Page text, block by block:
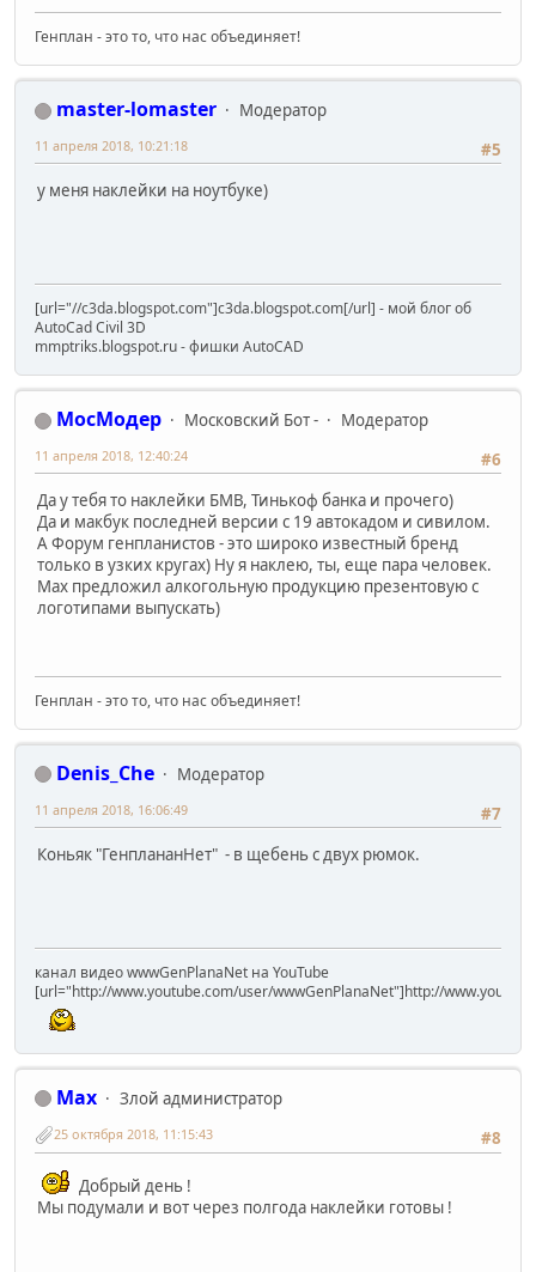
Генплан - это то, что нас объединяет!
master-lomaster
Модератор
#5
11 апреля 2018, 10:21:18
у меня наклейки на ноутбуке)
[url="//c3da.blogspot.com"]c3da.blogspot.com[/url] - мой блог об
AutoCad Civil 3D
mmptriks.blogspot.ru - фишки AutoCAD
МосМодер Московский Бот -
Модератор
#6
11 апреля 2018, 12:40:24
Да у тебя то наклейки БМВ, Тинькоф банка и прочего)
Да и макбук последней версии с 19 автокадом и сивилом.
А Форум генпланистов - это широко известный бренд
только в узких кругах) Ну я наклею, ты, еще пара человек.
Мах предложил алкогольную продукцию презентовую с
логотипами выпускать)
Генплан - это то, что нас объединяет!
Denis_Che
Модератор
#7
11 апреля 2018, 16:06:49
Коньяк "ГенплананНет" - в щебень с двух рюмок.
канал видео wwwGenPlanaNet на YouTube
[url="http://www.youtube.com/user/wwwGenPlanaNet"]http://
Max
Злой администратор
#8
25 октября 2018, 11:15:43
Добрый день !
Мы подумали и вот через полгода наклейки готовы !